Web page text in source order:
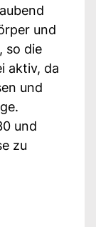
und
so die
aktiv, da
und
und
zu